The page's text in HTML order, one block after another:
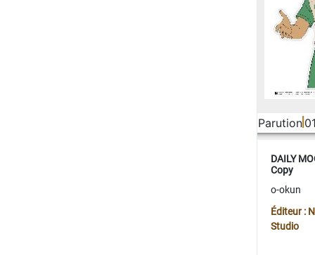
Parution
DAILY
Copy
o-okun
Éditeur :
Studio